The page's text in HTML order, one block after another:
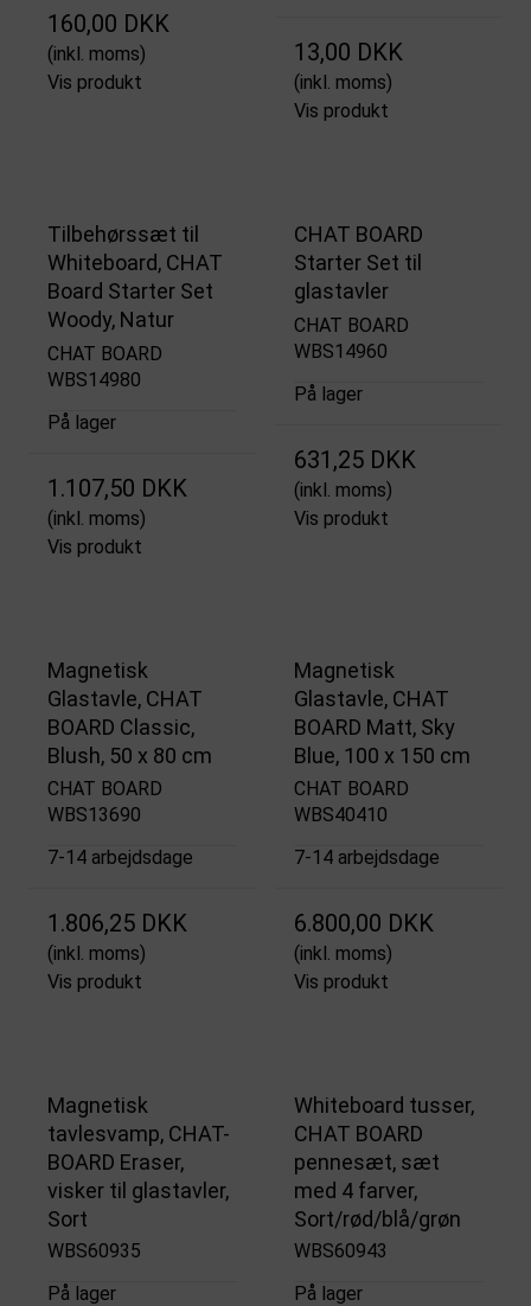
160,00 DKK
(inkl. moms)
Vis produkt
13,00 DKK
(inkl. moms)
Vis produkt
Tilbehørssæt til
Whiteboard, CHAT
Board Starter Set
Woody, Natur
CHAT BOARD
WBS14980
På lager
1.107,50 DKK
(inkl. moms)
Vis produkt
CHAT BOARD
Starter Set til
glastavler
CHAT BOARD
WBS14960
På lager
631,25 DKK
(inkl. moms)
Vis produkt
Magnetisk
Glastavle, CHAT
BOARD Classic,
Blush, 50 x 80 cm
CHAT BOARD
WBS13690
7-14 arbejdsdage
1.806,25 DKK
(inkl. moms)
Vis produkt
Magnetisk
Glastavle, CHAT
BOARD Matt, Sky
Blue, 100 x 150 cm
CHAT BOARD
WBS40410
7-14 arbejdsdage
6.800,00 DKK
(inkl. moms)
Vis produkt
Magnetisk
tavlesvamp, CHAT-
BOARD Eraser,
visker til glastavler,
Sort
WBS60935
På lager
Whiteboard tusser,
CHAT BOARD
pennesæt, sæt
med 4 farver,
Sort/rød/blå/grøn
WBS60943
På lager